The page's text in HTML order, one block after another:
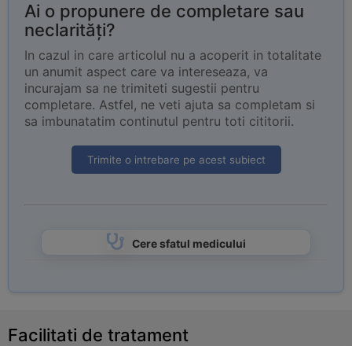
Ai o propunere de completare sau
neclarități?
In cazul in care articolul nu a acoperit in totalitate
un anumit aspect care va intereseaza, va
incurajam sa ne trimiteti sugestii pentru
completare. Astfel, ne veti ajuta sa completam si
sa imbunatatim continutul pentru toti cititorii.
Trimite o intrebare pe acest subiect
Cere sfatul medicului
Facilitati de tratament